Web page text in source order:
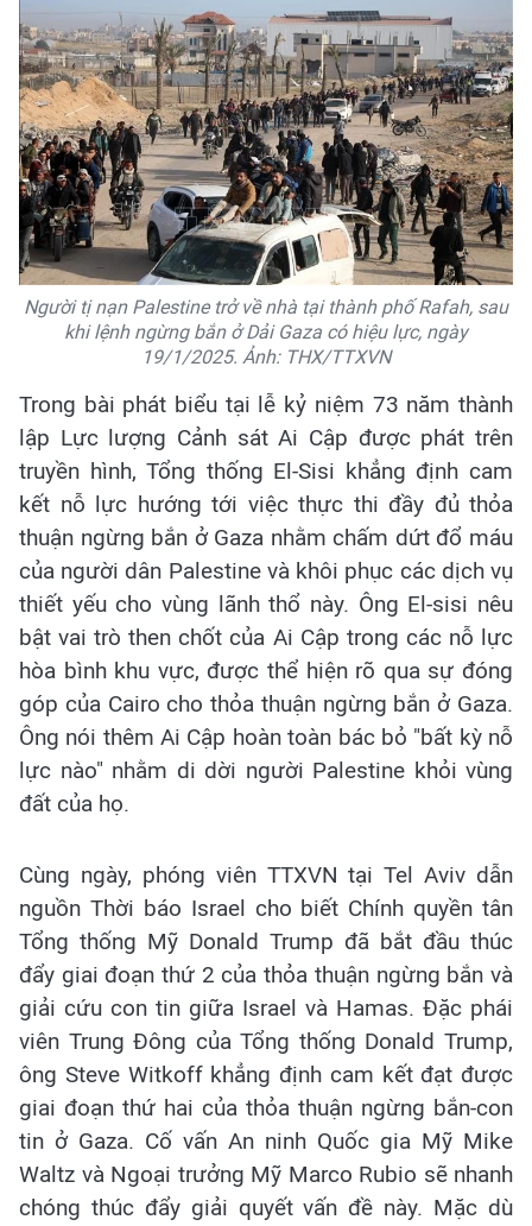
Người tị nạn Palestine trở về nhà tại thành phố Rafah, sau
khi lệnh ngừng bắn ở Dải Gaza có hiệu lực, ngày
19/1/2025. Ảnh: THX/TTXVN
Trong bài phát biểu tại lễ kỷ niệm 73 năm thành
lập Lực lượng Cảnh sát Ai Cập được phát trên
truyền hình, Tổng thống El-Sisi khẳng định cam
kết nỗ lực hướng tới việc thực thi đầy đủ thỏa
thuận ngừng bắn ở Gaza nhằm chấm dứt đổ máu
của người dân Palestine và khôi phục các dịch vụ
thiết yếu cho vùng lãnh thổ này. Ông El-sisi nêu
bật vai trò then chốt của Ai Cập trong các nỗ lực
hòa bình khu vực, được thể hiện rõ qua sự đóng
góp của Cairo cho thỏa thuận ngừng bắn ở Gaza.
Ông nói thêm Ai Cập hoàn toàn bác bỏ "bất kỳ nỗ
lực nào" nhằm di dời người Palestine khỏi vùng
đất của họ.
Cùng ngày, phóng viên TTXVN tại Tel Aviv dẫn
nguồn Thời báo Israel cho biết Chính quyền tân
Tổng thống Mỹ Donald Trump đã bắt đầu thúc
đẩy giai đoạn thứ 2 của thỏa thuận ngừng bắn và
giải cứu con tin giữa Israel và Hamas. Đặc phái
viên Trung Đông của Tổng thống Donald Trump,
ông Steve Witkoff khẳng định cam kết đạt được
giai đoạn thứ hai của thỏa thuận ngừng bắn-con
tin ở Gaza. Cố vấn An ninh Quốc gia Mỹ Mike
Waltz và Ngoại trưởng Mỹ Marco Rubio sẽ nhanh
chóng thúc đẩy giải quyết vấn đề này. Mặc dù